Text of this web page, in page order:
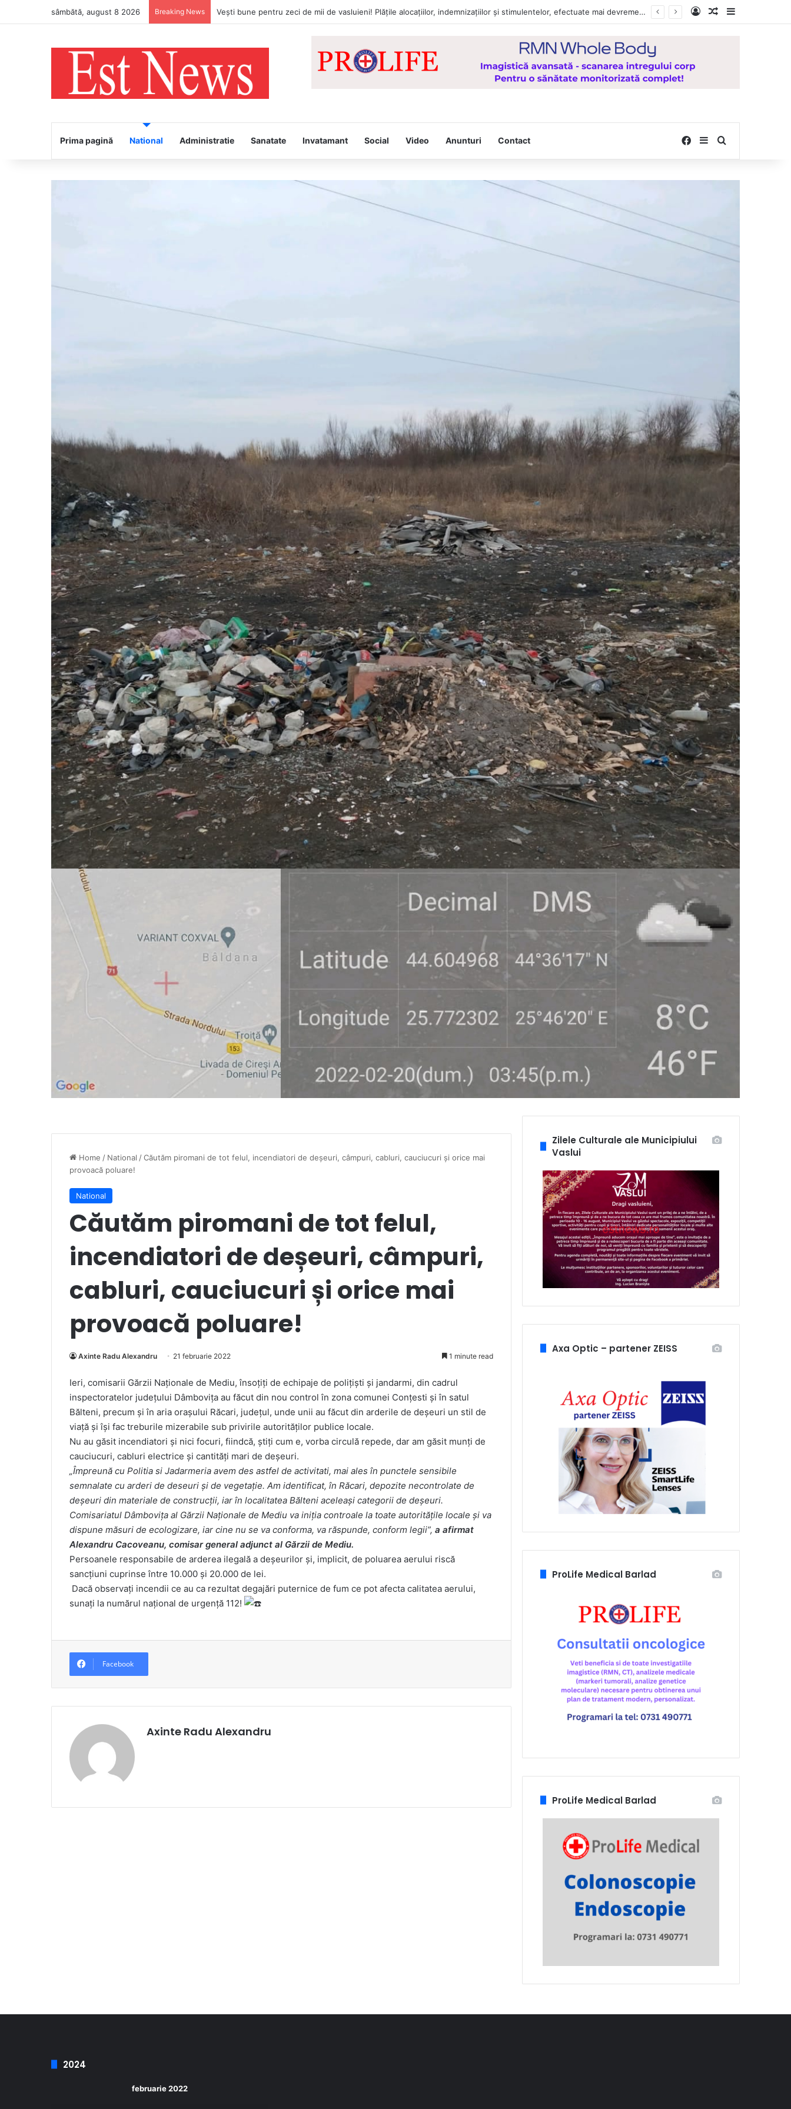
sâmbătă, august 8 2026 Breaking News PS Ignatie va întâmpina, joi, la Vaslui, Icoana făcătoare de minuni a Maicii Domnului, de la Mănăstirea Hadâmbu Log InRandom Article
Prima pagină National Administratie Sanatate Invatamant Social Video Anunturi Contact Facebook
SidebarSearch for
Home / National /Căutăm piromani de tot felul, incendiatori de deșeuri, câmpuri, cabluri, cauciucuri și orice mai
provoacă poluare!
National
Căutăm piromani de tot felul,
incendiatori de deșeuri, câmpuri,
cabluri, cauciucuri și orice mai
provoacă poluare!
Axinte Radu Alexandru 21 februarie 2022 1 minute read
Ieri, comisarii Gărzii Naționale de Mediu, însoțiți de echipaje de polițiști și jandarmi, din cadrul
inspectoratelor județului Dâmbovița au făcut din nou control în zona comunei Conțesti și în satul
Bălteni, precum și în aria orașului Răcari, județul, unde unii au făcut din arderile de deșeuri un stil de
viață și își fac treburile mizerabile sub privirile autorităților publice locale.
Nu au găsit incendiatori și nici focuri, fiindcă, știți cum e, vorba circulă repede, dar am găsit munți de
cauciucuri, cabluri electrice și cantități mari de deșeuri.
„Împreună cu Politia si Jadarmeria avem des astfel de activitati, mai ales în punctele sensibile
semnalate cu arderi de deseuri și de vegetație. Am identificat, în Răcari, depozite necontrolate de
deșeuri din materiale de construcții, iar în localitatea Bălteni aceleași categorii de deșeuri.
Comisariatul Dâmbovița al Gărzii Naționale de Mediu va iniția controale la toate autoritățile locale și va
dispune măsuri de ecologizare, iar cine nu se va conforma, va răspunde, conform legii”, a afirmat
Alexandru Cacoveanu, comisar general adjunct al Gărzii de Mediu.
Persoanele responsabile de arderea ilegală a deşeurilor şi, implicit, de poluarea aerului riscă
sancțiuni cuprinse între 10.000 și 20.000 de lei.
Dacă observați incendii ce au ca rezultat degajări puternice de fum ce pot afecta calitatea aerului,
sunați la numărul național de urgență 112!
Facebook
Axinte Radu Alexandru
Zilele Culturale ale Municipiului
Vaslui
Axa Optic – partener ZEISS
ProLife Medical Barlad
ProLife Medical Barlad
2024
februarie 2022